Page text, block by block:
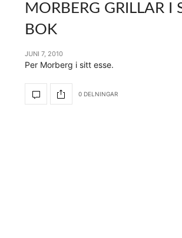
MORBERG GRILLAR I
BOK
JUNI 7, 2010
Per Morberg i sitt esse.
0 DELNINGAR